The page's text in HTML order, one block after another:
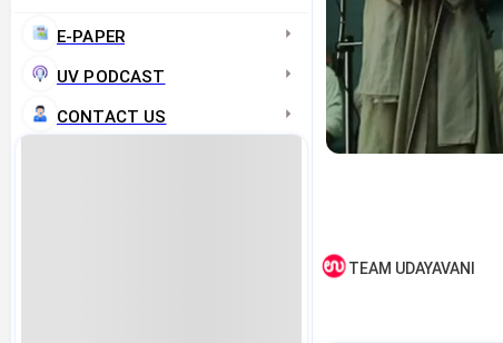
E-PAPER
UV PODCAST
CONTACT US
TEAM UDAYAVANI